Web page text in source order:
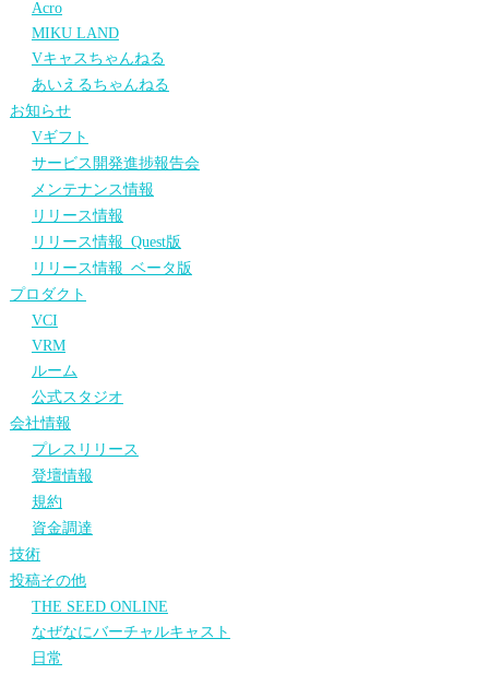
Acro
MIKU LAND
Vキャスちゃんねる
あいえるちゃんねる
お知らせ
Vギフト
サービス開発進捗報告会
メンテナンス情報
リリース情報
リリース情報_Quest版
リリース情報_ベータ版
プロダクト
VCI
VRM
ルーム
公式スタジオ
会社情報
プレスリリース
登壇情報
規約
資金調達
技術
投稿その他
THE SEED ONLINE
なぜなにバーチャルキャスト
日常